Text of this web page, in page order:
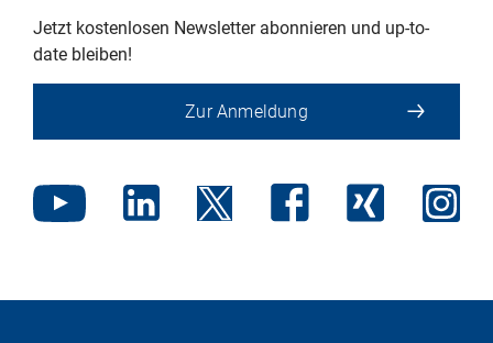
Jetzt kostenlosen Newsletter abonnieren und up-to-
date bleiben!
Zur Anmeldung